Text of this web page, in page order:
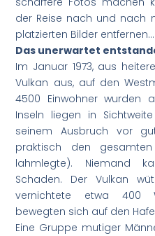
der Reise nach und nach
platzierten Bilder entfernen…
Das unerwartet
Im Januar 1973, aus
Vulkan aus, auf den
4500 Einwohner wurden
Inseln liegen in
seinem Ausbruch vor
praktisch den gesamten
lahmlegte). Niemand
Schaden. Der Vulkan
vernichtete etwa 400
bewegten sich auf den
Eine Gruppe mutiger